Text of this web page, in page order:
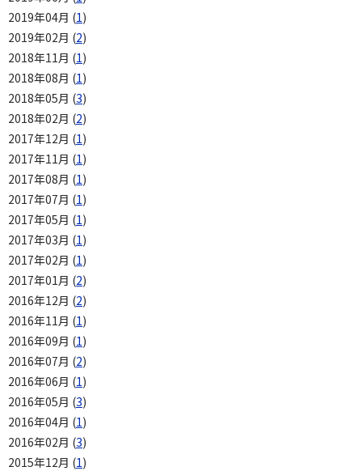
2019年04月 (1)
2019年02月 (2)
2018年11月 (1)
2018年08月 (1)
2018年05月 (3)
2018年02月 (2)
2017年12月 (1)
2017年11月 (1)
2017年08月 (1)
2017年07月 (1)
2017年05月 (1)
2017年03月 (1)
2017年02月 (1)
2017年01月 (2)
2016年12月 (2)
2016年11月 (1)
2016年09月 (1)
2016年07月 (2)
2016年06月 (1)
2016年05月 (3)
2016年04月 (1)
2016年02月 (3)
2015年12月 (1)